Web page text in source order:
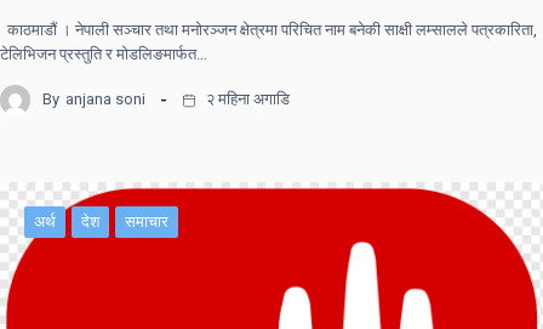
काठमाडौं । नेपाली सञ्चार तथा मनोरञ्जन क्षेत्रमा परिचित नाम बनेकी साक्षी लम्सालले पत्रकारिता,
टेलिभिजन प्रस्तुति र मोडलिङमार्फत…
By anjana soni २ महिना अगाडि
अर्थ देश समाचार